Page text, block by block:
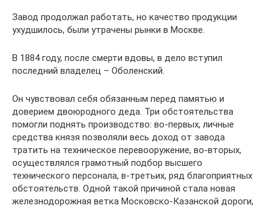
Завод продолжал работать, но качество продукции
ухудшилось, были утрачены рынки в Москве.
В 1884 году, после смерти вдовы, в дело вступил
последний владелец – Оболенский.
Он чувствовал себя обязанным перед памятью и
доверием двоюродного деда. Три обстоятельства
помогли поднять производство: во-первых, личные
средства князя позволяли весь доход от завода
тратить на техническое перевооружение, во-вторых,
осуществлялся грамотный подбор высшего
технического персонала, в-третьих, ряд благоприятных
обстоятельств. Одной такой причиной стала новая
железнодорожная ветка Московско-Казанской дороги,